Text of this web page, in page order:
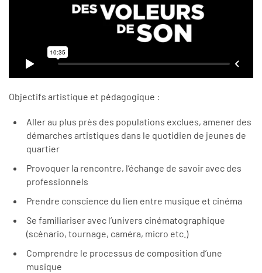
Objectifs artistique et pédagogique :
Aller au plus près des populations exclues, amener des
démarches artistiques dans le quotidien de jeunes de
quartier
Provoquer la rencontre, l’échange de savoir avec des
professionnels
Prendre conscience du lien entre musique et cinéma
Se familiariser avec l’univers cinématographique
(scénario, tournage, caméra, micro etc.)
Comprendre le processus de composition d’une
musique